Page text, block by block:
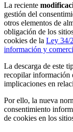
La reciente
gestión del
otros elementos de
obligación de los
cookies de la Ley 34/
información y
La descarga de este
recopilar información
implicaciones en
Por ello, la nueva
consentimiento
de cookies en los